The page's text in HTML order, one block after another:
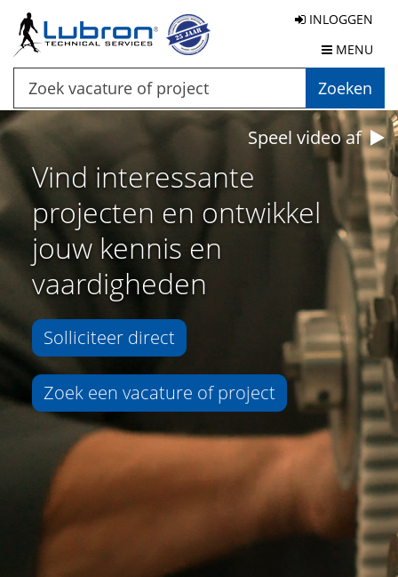
Zoeken
INLOGGEN
MENU
Speel video af
Vind interessante
projecten en ontwikkel
jouw kennis en
vaardigheden
Solliciteer direct
Zoek een vacature of project